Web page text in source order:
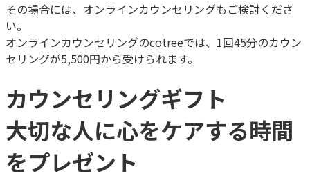
その場合には、オンラインカウンセリングもご検討くださ
い。
オンラインカウンセリングのcotreeでは、1回45分のカウン
セリングが5,500円から受けられます。
カウンセリングギフト
大切な人に心をケアする時間
をプレゼント